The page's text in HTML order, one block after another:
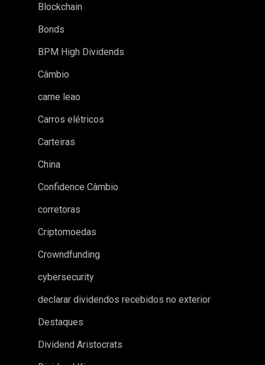
Blockchain
Bonds
BPM High Dividends
Câmbio
carne leao
Carros elétricos
Carteiras
China
Confidence Câmbio
corretoras
Criptomoedas
Crowndfunding
cybersecurity
declarar dividendos recebidos no exterior
Destaques
Dividend Aristocrats